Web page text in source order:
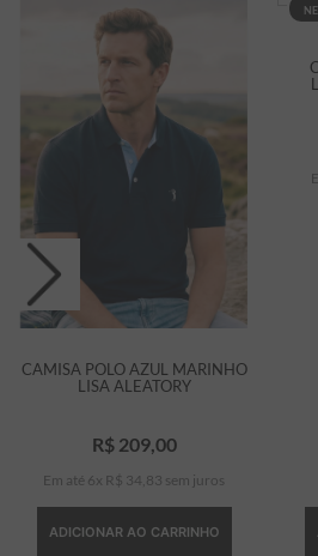
CAMISA POLO AZUL MARINHO
LISA ALEATORY
R$ 209,00
Em até 6 x R$ 34 83 sem juros
ADICIONAR AO CARRINHO